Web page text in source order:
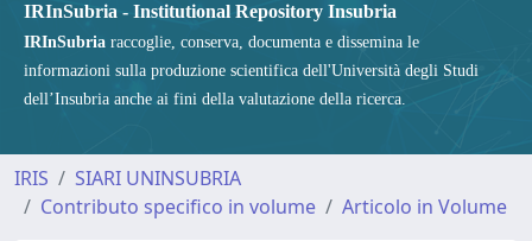
IRInSubria - Institutional Repository Insubria
IRInSubria raccoglie, conserva, documenta e dissemina le
informazioni sulla produzione scientifica dell'Università degli Studi
dell’Insubria anche ai fini della valutazione della ricerca.
IRIS
SIARI UNINSUBRIA
Contributo specifico in volume
Articolo in Volume